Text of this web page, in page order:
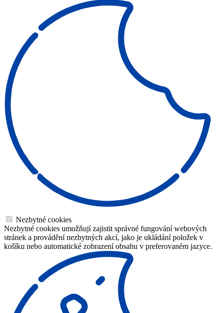
Nezbytné cookies
Nezbytné cookies umožňují zajistit správné fungování webových
stránek a provádění nezbytných akcí, jako je ukládání položek v
košíku nebo automatické zobrazení obsahu v preferovaném jazyce.